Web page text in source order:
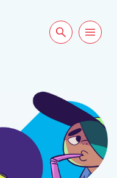
Rechercher sur
Ouvrir la